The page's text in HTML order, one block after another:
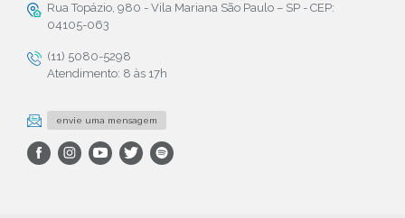
Rua Topázio, 980 - Vila Mariana São Paulo – SP - CEP:
04105-063
(11) 5080-5298
Atendimento: 8 às 17h
envie uma mensagem